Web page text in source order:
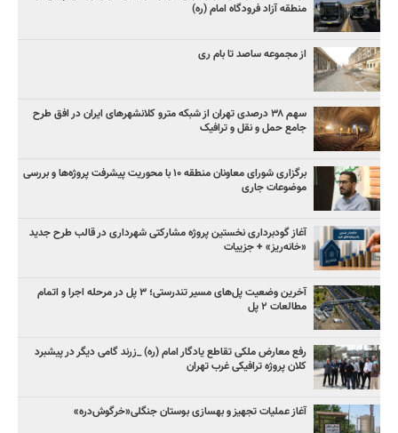
منطقه آزاد فرودگاه امام (ره)
از مجموعه ساصد تا بام ری
سهم ۳۸ درصدی تهران از شبکه مترو کلانشهرهای ایران در افق طرح
جامع حمل و نقل و ترافیک
برگزاری شورای معاونان منطقه ۱۰ با محوریت پیشرفت پروژه‌ها و بررسی
موضوعات جاری
آغاز گودبرداری نخستین پروژه مشارکتی شهرداری در قالب طرح جدید
«خانه‌ریز» + جزییات
آخرین وضعیت پل‌های مسیر تندرستی؛ ۳ پل در مرحله اجرا و اتمام
مطالعات ۲ پل
رفع معارض ملکی تقاطع یادگار امام (ره) _زرند گامی دیگر در پیشبرد
کلان پروژه‌ ترافیکی غرب تهران
آغاز عملیات تجهیز و بهسازی بوستان جنگلی«خرگوش‌دره»